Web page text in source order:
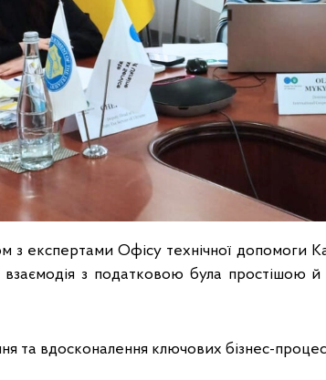
з експертами Офісу технічної допомоги
з податковою була простішою й
та вдосконалення ключових бізнес-